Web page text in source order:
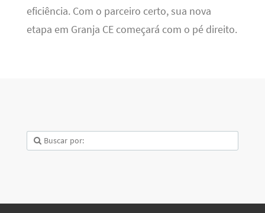
eficiência. Com o parceiro certo, sua nova
etapa em Granja CE começará com o pé direito.